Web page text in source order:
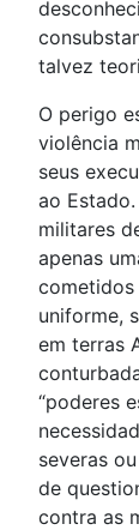
talvez
O perigo
violência
seus
ao
militares
apenas
cometidos
uniforme,
em terras
“poderes
severas
de
contra as